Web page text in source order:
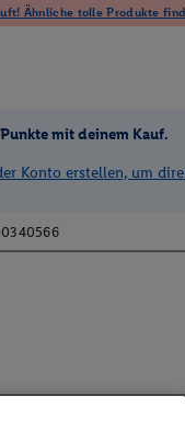
Ähnliche tolle Produkte
mit deinem Kauf.
Konto erstellen, um